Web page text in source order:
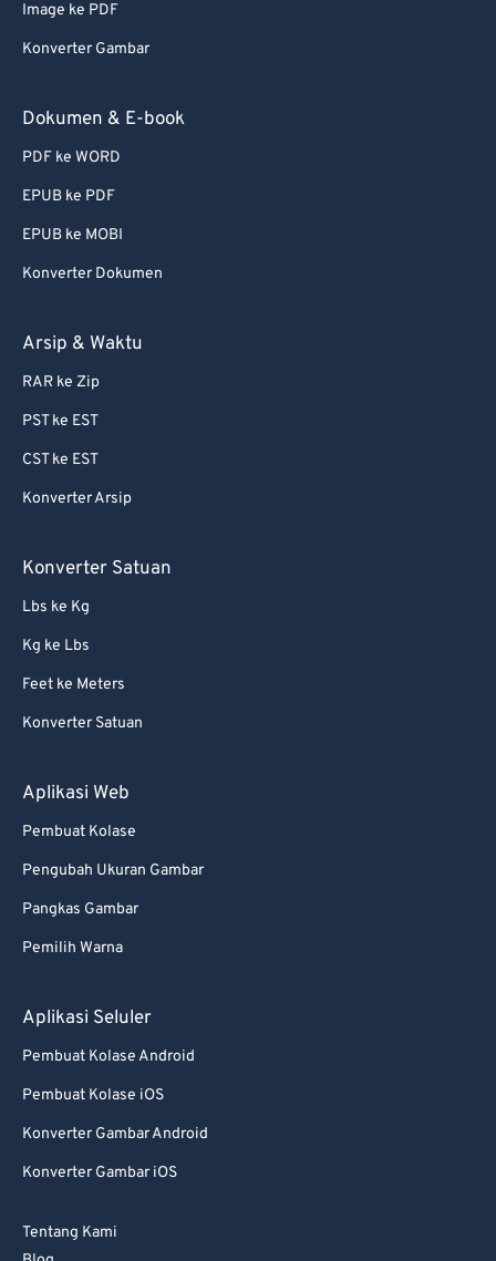
Image ke PDF
Konverter Gambar
Dokumen & E-book
PDF ke WORD
EPUB ke PDF
EPUB ke MOBI
Konverter Dokumen
Arsip & Waktu
RAR ke Zip
PST ke EST
CST ke EST
Konverter Arsip
Konverter Satuan
Lbs ke Kg
Kg ke Lbs
Feet ke Meters
Konverter Satuan
Aplikasi Web
Pembuat Kolase
Pengubah Ukuran Gambar
Pangkas Gambar
Pemilih Warna
Aplikasi Seluler
Pembuat Kolase Android
Pembuat Kolase iOS
Konverter Gambar Android
Konverter Gambar iOS
Tentang Kami